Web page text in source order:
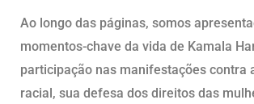
Ao longo das páginas, somos
momentos-chave da vida de Kamala
participação nas manifestações contra
racial, sua defesa dos direitos das